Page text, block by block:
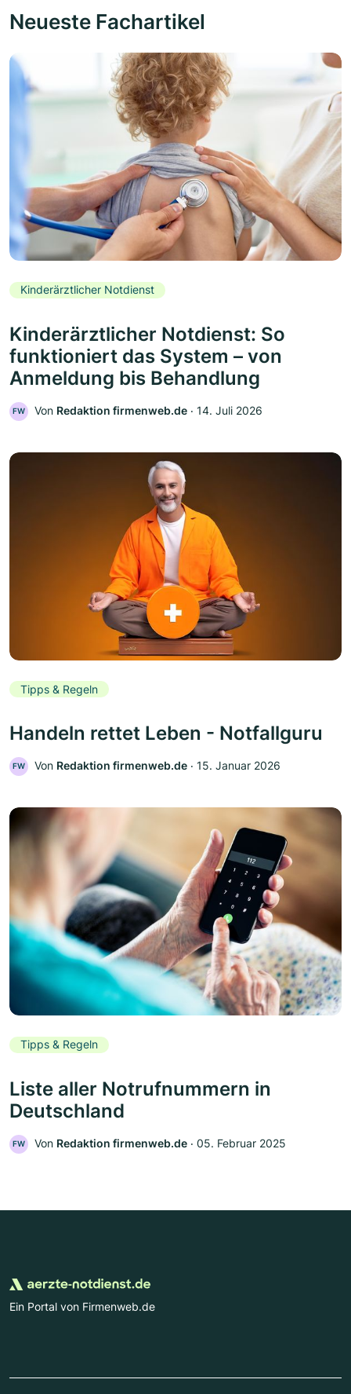
Neueste Fachartikel
Kinderärztlicher Notdienst
Kinderärztlicher Notdienst: So
funktioniert das System – von
Anmeldung bis Behandlung
FW Von Redaktion firmenweb.de ‧ 14. Juli 2026
Tipps & Regeln
Handeln rettet Leben - Notfallguru
FW Von Redaktion firmenweb.de ‧ 15. Januar 2026
Tipps & Regeln
Liste aller Notrufnummern in
Deutschland
FW Von Redaktion firmenweb.de ‧ 05. Februar 2025
Ein Portal von Firmenweb.de